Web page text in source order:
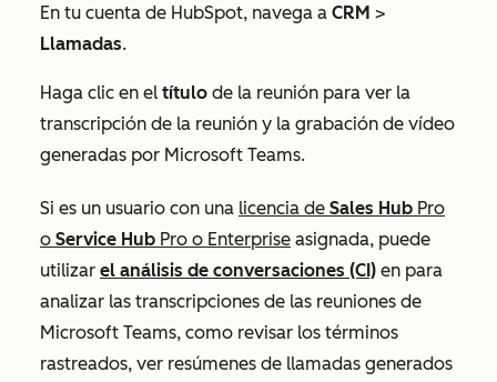
En tu cuenta de HubSpot, navega a CRM >
Llamadas.
Haga clic en el título de la reunión para ver la
transcripción de la reunión y la grabación de vídeo
generadas por Microsoft Teams.
Si es un usuario con una licencia de Sales Hub Pro
o Service Hub Pro o Enterprise asignada, puede
utilizar el análisis de conversaciones (CI) en para
analizar las transcripciones de las reuniones de
Microsoft Teams, como revisar los términos
rastreados, ver resúmenes de llamadas generados